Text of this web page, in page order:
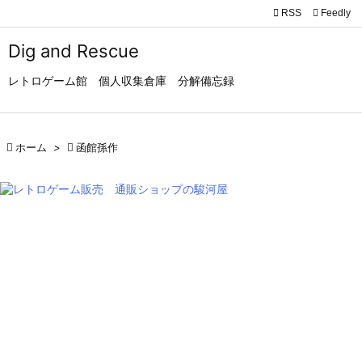
Dig and Rescue
レトロゲーム館 個人収集倉庫 分解備忘録


 RSS Feedly
 ホーム >  函館孫作